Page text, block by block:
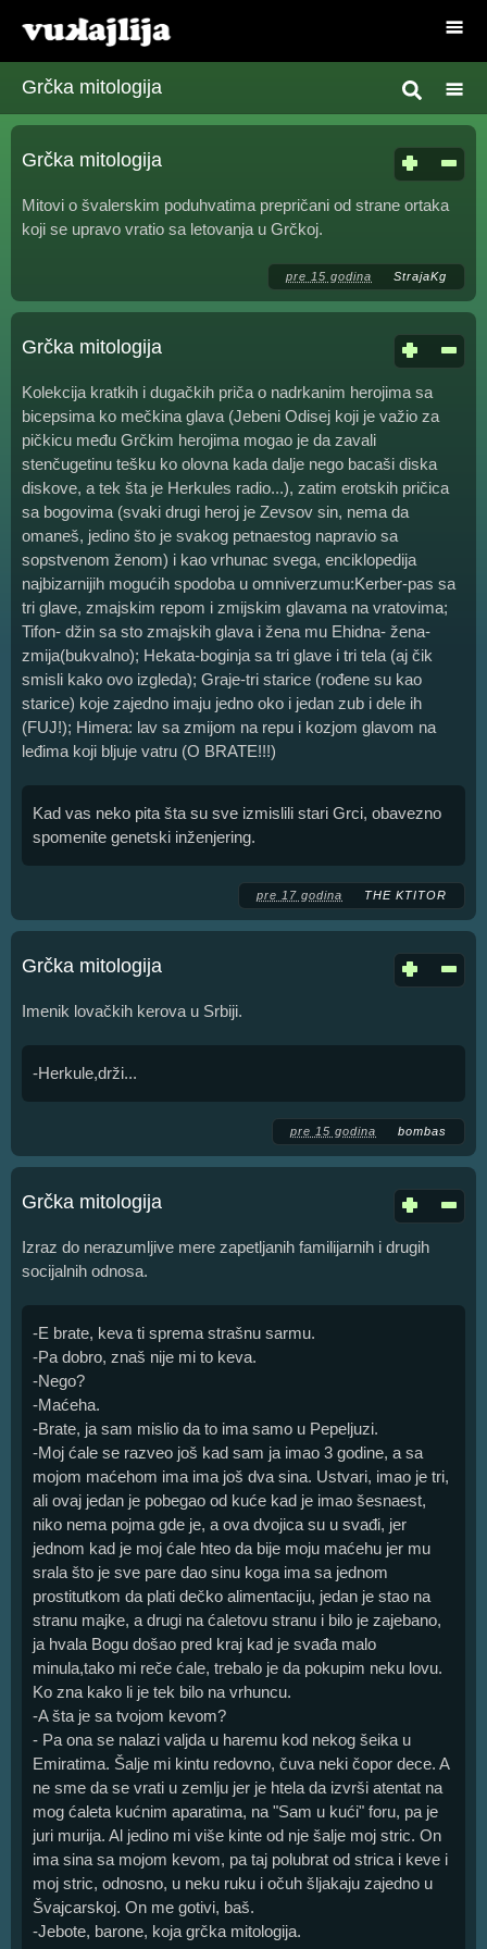
Grčka mitologija
Grčka mitologija
Mitovi o švalerskim poduhvatima prepričani od strane ortaka
koji se upravo vratio sa letovanja u Grčkoj.
pre 15 godina StrajaKg
Grčka mitologija
Kolekcija kratkih i dugačkih priča o nadrkanim herojima sa
bicepsima ko mečkina glava (Jebeni Odisej koji je važio za
pičkicu među Grčkim herojima mogao je da zavali
stenčugetinu tešku ko olovna kada dalje nego bacaši diska
diskove, a tek šta je Herkules radio...), zatim erotskih pričica
sa bogovima (svaki drugi heroj je Zevsov sin, nema da
omaneš, jedino što je svakog petnaestog napravio sa
sopstvenom ženom) i kao vrhunac svega, enciklopedija
najbizarnijih mogućih spodoba u omniverzumu:Kerber-pas sa
tri glave, zmajskim repom i zmijskim glavama na vratovima;
Tifon- džin sa sto zmajskih glava i žena mu Ehidna- žena-
zmija(bukvalno); Hekata-boginja sa tri glave i tri tela (aj čik
smisli kako ovo izgleda); Graje-tri starice (rođene su kao
starice) koje zajedno imaju jedno oko i jedan zub i dele ih
(FUJ!); Himera: lav sa zmijom na repu i kozjom glavom na
leđima koji bljuje vatru (O BRATE!!!)
Kad vas neko pita šta su sve izmislili stari Grci, obavezno
spomenite genetski inženjering.
pre 17 godina THE KTITOR
Grčka mitologija
Imenik lovačkih kerova u Srbiji.
-Herkule,drži...
pre 15 godina bombas
Grčka mitologija
Izraz do nerazumljive mere zapetljanih familijarnih i drugih
socijalnih odnosa.
-E brate, keva ti sprema strašnu sarmu.
-Pa dobro, znaš nije mi to keva.
-Nego?
-Maćeha.
-Brate, ja sam mislio da to ima samo u Pepeljuzi.
-Moj ćale se razveo još kad sam ja imao 3 godine, a sa
mojom maćehom ima ima još dva sina. Ustvari, imao je tri,
ali ovaj jedan je pobegao od kuće kad je imao šesnaest,
niko nema pojma gde je, a ova dvojica su u svađi, jer
jednom kad je moj ćale hteo da bije moju maćehu jer mu
srala što je sve pare dao sinu koga ima sa jednom
prostitutkom da plati dečko alimentaciju, jedan je stao na
stranu majke, a drugi na ćaletovu stranu i bilo je zajebano,
ja hvala Bogu došao pred kraj kad je svađa malo
minula,tako mi reče ćale, trebalo je da pokupim neku lovu.
Ko zna kako li je tek bilo na vrhuncu.
-A šta je sa tvojom kevom?
- Pa ona se nalazi valjda u haremu kod nekog šeika u
Emiratima. Šalje mi kintu redovno, čuva neki čopor dece. A
ne sme da se vrati u zemlju jer je htela da izvrši atentat na
mog ćaleta kućnim aparatima, na "Sam u kući" foru, pa je
juri murija. Al jedino mi više kinte od nje šalje moj stric. On
ima sina sa mojom kevom, pa taj polubrat od strica i keve i
moj stric, odnosno, u neku ruku i očuh šljakaju zajedno u
Švajcarskoj. On me gotivi, baš.
-Jebote, barone, koja grčka mitologija.